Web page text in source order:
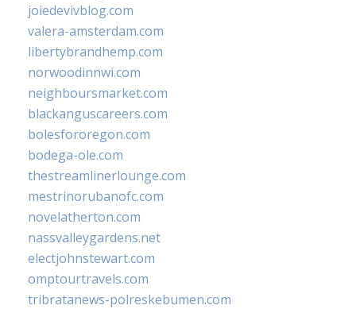
joiedevivblog.com
valera-amsterdam.com
libertybrandhemp.com
norwoodinnwi.com
neighboursmarket.com
blackanguscareers.com
bolesfororegon.com
bodega-ole.com
thestreamlinerlounge.com
mestrinorubanofc.com
novelatherton.com
nassvalleygardens.net
electjohnstewart.com
omptourtravels.com
tribratanews-polreskebumen.com